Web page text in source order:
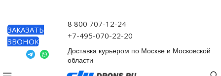
ЗАКАЗАТЬ
ЗВОНОК
8 800 707-12-24
+7-495-070-22-20
Доставка курьером по Москве и Московской
области